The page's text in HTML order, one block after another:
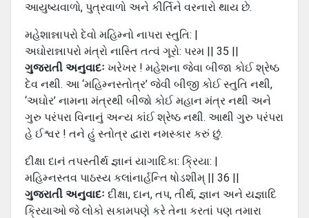
આયુષ્યવાળો, પુત્રવાળો અને કીર્તિને વરનારો થાય છે.
મહેશાન્નાપરો દેવો મહિમ્નો નાપરા સ્તુતિ: |
અઘોરાન્નાપરો મંત્રો નાસ્તિ તત્વં ગૂરો: પરમ || 35 ||
ગુજરાતી અનુવાદઃ ખરેખર ! મહેશના જેવા બીજા કોઈ શ્રેષ્ઠ
દેવ નથી. આ ‘મહિમ્નસ્તોત્ર’ જેવી બીજી કોઈ સ્તુતિ નથી,
‘અઘોર’ નામના મંત્રથી બીજો કોઈ મહાન મંત્ર નથી અને
ગુરુ પરંપરા વિનાનું અન્ય કાંઈ શ્રેષ્ઠ નથી. આથી ગુરુ પરંપરા
હે ઈશ્વર ! તને હું સ્તોત્ર દ્વારા નમસ્કાર કરું છું.
દીક્ષા દાનં તપસ્તીર્થ જ્ઞાનં યાગાદિકા: ક્રિયા: |
મહિમ્નસ્તવ પાઠસ્ય કલાંનાર્હન્તિ ષોડશીમ્ || 36 ||
ગુજરાતી અનુવાદઃ દીક્ષા, દાન, તપ, તીર્થ, જ્ઞાન અને યજ્ઞાદિ
ક્રિયાઓ જે લોકો સકામપણે કરે તેના કરતાં પણ તમારા